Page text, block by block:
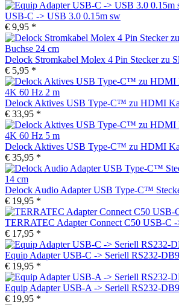
USB-C -> USB 3.0 0.15m sw
€ 9,95 *
Delock Stromkabel Molex 4 Pin Stecker zu
€ 5,95 *
Delock Aktives USB Type-C™ zu HDMI
€ 33,95 *
Delock Aktives USB Type-C™ zu HDMI
€ 35,95 *
Delock Audio Adapter USB Type-C™
€ 19,95 *
TERRATEC Adapter Connect C50 USB-C
€ 17,95 *
Equip Adapter USB-C -> Seriell RS232-
€ 19,95 *
Equip Adapter USB-A -> Seriell RS232-
€ 19,95 *